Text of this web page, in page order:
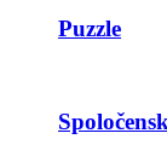
Puzzle